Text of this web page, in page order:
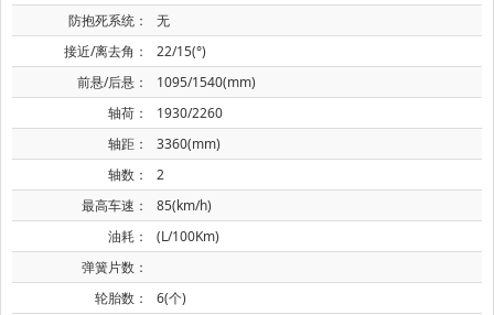
防抱死系统：
无
接近/离去角：
22/15(°)
前悬/后悬：
1095/1540(mm)
轴荷：
1930/2260
轴距：
3360(mm)
轴数：
2
最高车速：
85(km/h)
油耗：
(L/100Km)
弹簧片数：
轮胎数：
6(个)